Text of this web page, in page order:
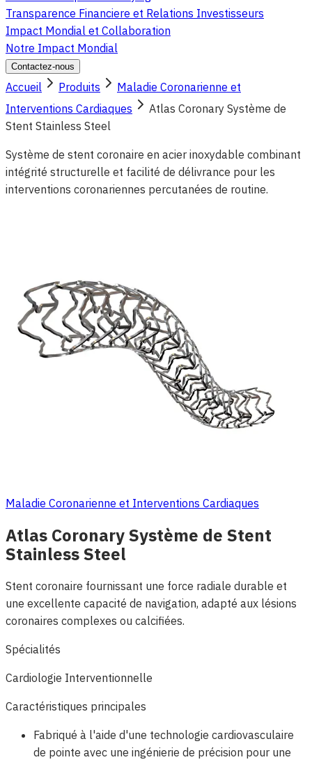
Transparence Financiere et Relations Investisseurs
Impact Mondial et Collaboration
Notre Impact Mondial
Contactez-nous
Accueil Produits
Maladie Coronarienne et
Interventions Cardiaques
Atlas Coronary Système de
Stent Stainless Steel
Système de stent coronaire en acier inoxydable combinant
intégrité structurelle et facilité de délivrance pour les
interventions coronariennes percutanées de routine.
Maladie Coronarienne et Interventions Cardiaques
Atlas Coronary Système de Stent
Stainless Steel
Stent coronaire fournissant une force radiale durable et
une excellente capacité de navigation, adapté aux lésions
coronaires complexes ou calcifiées.
Spécialités
Cardiologie Interventionnelle
Caractéristiques principales
Fabriqué à l'aide d'une technologie cardiovasculaire
de pointe avec une ingénierie de précision pour une